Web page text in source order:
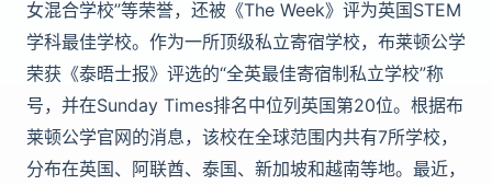
女混合学校”等荣誉，还被《The Week》评为英国STEM
学科最佳学校。作为一所顶级私立寄宿学校，布莱顿公学
荣获《泰晤士报》评选的“全英最佳寄宿制私立学校”称
号，并在Sunday Times排名中位列英国第20位。根据布
莱顿公学官网的消息，该校在全球范围内共有7所学校，
分布在英国、阿联酋、泰国、新加坡和越南等地。最近，